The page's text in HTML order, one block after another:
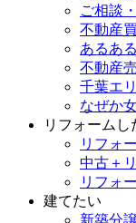
ご相談
不動産
あるあ
不動産
千葉エ
なぜか
リフォームし
リフォ
中古＋
リフォ
建てたい
新築分